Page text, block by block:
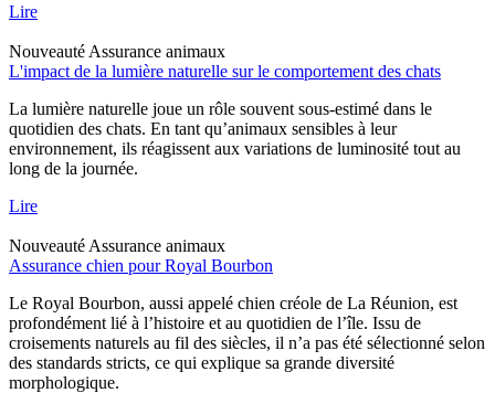
Lire
Nouveauté Assurance animaux
L'impact de la lumière naturelle sur le comportement des chats
La lumière naturelle joue un rôle souvent sous-estimé dans le
quotidien des chats. En tant qu’animaux sensibles à leur
environnement, ils réagissent aux variations de luminosité tout au
long de la journée.
Lire
Nouveauté Assurance animaux
Assurance chien pour Royal Bourbon
Le Royal Bourbon, aussi appelé chien créole de La Réunion, est
profondément lié à l’histoire et au quotidien de l’île. Issu de
croisements naturels au fil des siècles, il n’a pas été sélectionné selon
des standards stricts, ce qui explique sa grande diversité
morphologique.